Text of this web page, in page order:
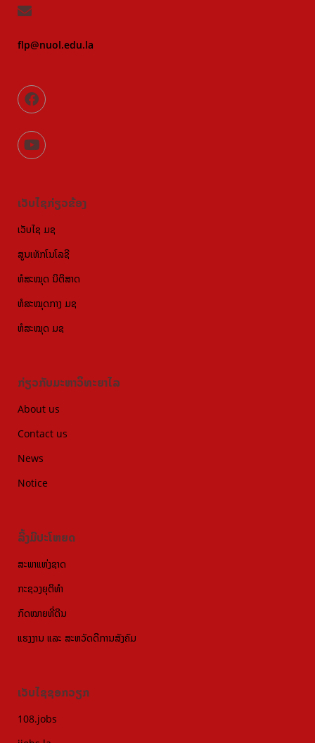
flp@nuol.edu.la
ເວັບໄຊກ່ຽວຂ້ອງ
ເວັບໄຊ ມຊ
ສູນເທັກໂນໂລຊີ
ຫໍສະໝຸດ ນິຕິສາດ
ຫໍສະໝຸດກາງ ມຊ
ຫໍສະໝຸດ ມຊ
ກ່ຽວກັບມະຫາວິທະຍາໄລ
About us
Contact us
News
Notice
ລີ້ງມີປະໂຫຍດ
ສະພາແຫ່ງຊາດ
ກະຊວງຍຸຕິທຳ
ກົດໝາຍທີ່ດີນ
ແຮງງານ ແລະ ສະຫວັດດີການສັງຄົມ
ເວັບໄຊຊອກວຽກ
108.jobs